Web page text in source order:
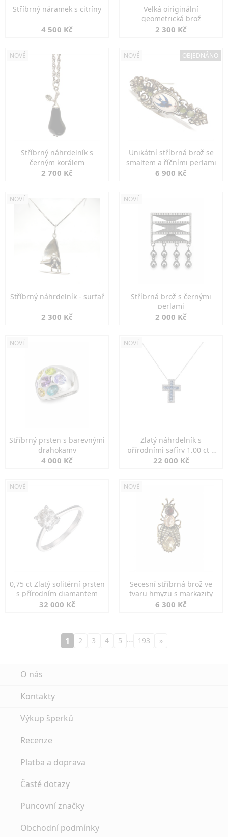
Stříbrný náramek s citríny
4 500 Kč
Velká oiriginální
geometrická brož
2 300 Kč
NOVÉ
Stříbrný náhrdelník s
černým korálem
2 700 Kč
NOVÉ OBJEDNÁNO
Unikátní stříbrná brož se
smaltem a říčními perlami
6 900 Kč
NOVÉ
Stříbrný náhrdelník - surfař
2 300 Kč
NOVÉ
Stříbrná brož s černými
perlami
2 000 Kč
NOVÉ
Stříbrný prsten s barevnými
drahokamy
4 000 Kč
NOVÉ
Zlatý náhrdelník s
přírodními safíry 1,00 ct a
diamanty
22 000 Kč
NOVÉ
0,75 ct Zlatý solitérní prsten
s přírodním diamantem
32 000 Kč
NOVÉ
Secesní stříbrná brož ve
tvaru hmyzu s markazity
6 300 Kč
1 2 3 4 5 … 193 »
O nás
Kontakty
Výkup šperků
Recenze
Platba a doprava
Časté dotazy
Puncovní značky
Obchodní podmínky